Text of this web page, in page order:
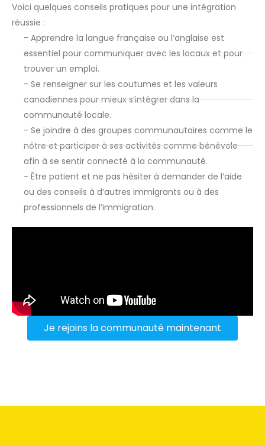
Voici quelques conseils pratiques pour une intégration
réussie :
- Apprendre la langue française ou l’anglaise est
essentiel pour communiquer avec les locaux et pour
trouver un emploi.
- Se renseigner sur les coutumes et les valeurs
canadiennes pour mieux s’intégrer dans la
communauté locale.
- Se joindre à des groupes communautaires comme le
nôtre et participer à ses activités comme bénévole
afin à se sentir connecté à la communauté.
- Être patient et ne pas hésiter à demander de l’aide
ou des conseils à d’autres immigrants ou à des
professionnels de l’immigration.
Je rejoins la communauté maintenant